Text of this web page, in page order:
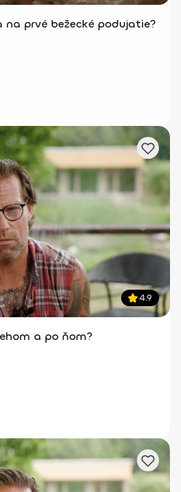
na prvé bežecké podujatie?
4.9
a po ňom?